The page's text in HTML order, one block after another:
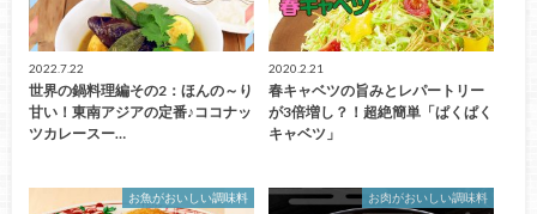
2022.7.22
世界の鍋料理編その2：ほんの～り
甘い！東南アジアの定番♪ココナッ
ツカレースー…
2020.2.21
春キャベツの旨みとレパートリー
が3倍増し？！超絶簡単「ぱくぱく
キャベツ」
お魚がおいしい調味料 お肉がおいしい調味料